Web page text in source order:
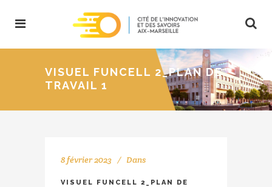
VISUEL FUNCELL 2_PLAN DE
TRAVAIL 1
8 février 2023 Dans
VISUEL FUNCELL 2_PLAN DE